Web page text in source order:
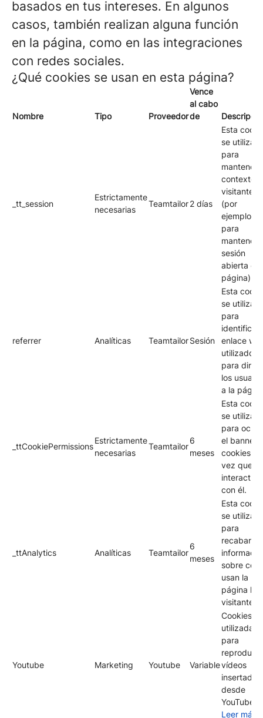
basados en tus intereses. En algunos
casos, también realizan alguna función
en la página, como en las integraciones
con redes sociales.
¿Qué cookies se usan en esta página?
Nombre Tipo Proveedor
Vence
al cabo
de
_tt_session
Estrictamente
necesarias
Teamtailor2 días
Esta
se utiliza
para
mantener
contexto
visitante
(por
ejemplo,
para
mantener
sesión
abierta en
página).
referrer Analíticas TeamtailorSesión
Esta
se utiliza
para
identificar
enlace
utilizado
para
los
a la
_ttCookiePermissions
Estrictamente
necesarias
Teamtailor
6
meses
Esta
se utiliza
para
el banner
cookies
vez que
con él.
_ttAnalytics Analíticas Teamtailor
6
meses
Esta
se utiliza
para
recabar
sobre
usan la
página los
visitantes.
Youtube Marketing Youtube Variable
Cookies
utilizadas
para
reproducir
vídeos
insertados
desde
YouTube.
Leer más